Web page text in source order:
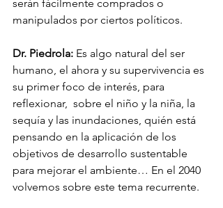
serán fácilmente comprados o
manipulados por ciertos políticos.
Dr. Piedrola: Es algo natural del ser
humano, el ahora y su supervivencia es
su primer foco de interés, para
reflexionar,  sobre el niño y la niña, la
sequía y las inundaciones, quién está
pensando en la aplicación de los
objetivos de desarrollo sustentable
para mejorar el ambiente… En el 2040
volvemos sobre este tema recurrente.